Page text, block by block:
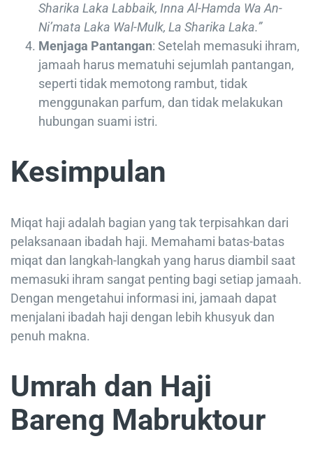
Sharika Laka Labbaik, Inna Al-Hamda Wa An-
Ni’mata Laka Wal-Mulk, La Sharika Laka.”
Menjaga Pantangan: Setelah memasuki ihram,
jamaah harus mematuhi sejumlah pantangan,
seperti tidak memotong rambut, tidak
menggunakan parfum, dan tidak melakukan
hubungan suami istri.
Kesimpulan
Miqat haji adalah bagian yang tak terpisahkan dari
pelaksanaan ibadah haji. Memahami batas-batas
miqat dan langkah-langkah yang harus diambil saat
memasuki ihram sangat penting bagi setiap jamaah.
Dengan mengetahui informasi ini, jamaah dapat
menjalani ibadah haji dengan lebih khusyuk dan
penuh makna.
Umrah dan Haji
Bareng Mabruktour